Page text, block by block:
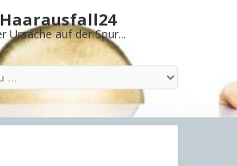
Haarausfall24
Ursache auf der Spur...